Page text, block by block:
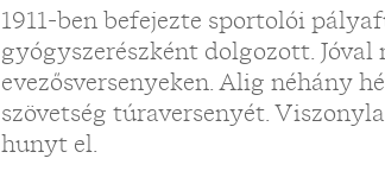
1911-ben befejezte sportolói
gyógyszerészként dolgozott.
evezősversenyeken. Alig néhány
szövetség túraversenyét.
hunyt el.